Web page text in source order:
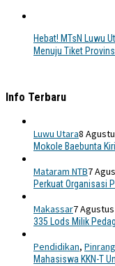
Hebat! MTsN Luwu
Menuju Tiket
Info Terbaru
Luwu Utara8
Mokole Baebunta
Mataram NTB7
Perkuat Organisasi
Makassar7
335 Lods Milik
Pendidikan, Pinrang
Mahasiswa KKN-T